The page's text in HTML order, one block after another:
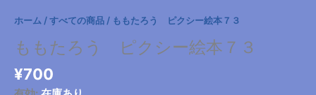
ホーム /すべての商品 / ももたろう ピクシー絵本７３
ももたろう ピクシー絵本７３
¥700